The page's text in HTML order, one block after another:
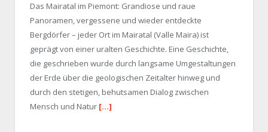
Das Mairatal im Piemont: Grandiose und raue
Panoramen, vergessene und wieder entdeckte
Bergdörfer – jeder Ort im Mairatal (Valle Maira) ist
geprägt von einer uralten Geschichte. Eine Geschichte,
die geschrieben wurde durch langsame Umgestaltungen
der Erde über die geologischen Zeitalter hinweg und
durch den stetigen, behutsamen Dialog zwischen
Mensch und Natur […]